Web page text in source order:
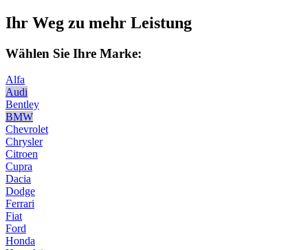
Ihr Weg zu mehr Leistung
Wählen Sie Ihre Marke:
Alfa
Audi
Bentley
BMW
Chevrolet
Chrysler
Citroen
Cupra
Dacia
Dodge
Ferrari
Fiat
Ford
Honda